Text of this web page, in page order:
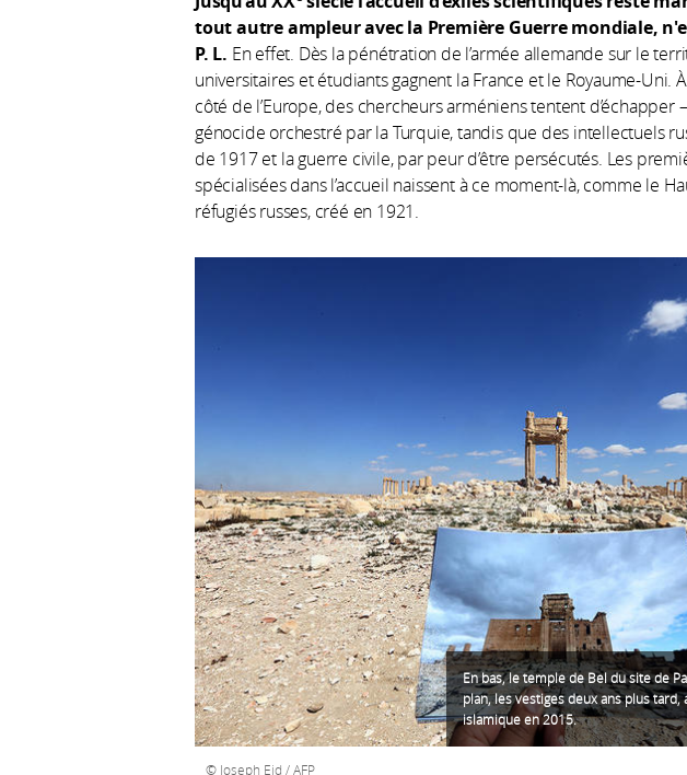
tout autre ampleur avec la Première Guerre mondiale,
P. L. En effet. Dès la pénétration de l’armée allemande sur le
universitaires et étudiants gagnent la France et le Royaume-Uni.
côté de l’Europe, des chercheurs arméniens tentent d’échapper
génocide orchestré par la Turquie, tandis que des intellectuels
de 1917 et la guerre civile, par peur d’être persécutés. Les
spécialisées dans l’accueil naissent à ce moment-là, comme le
réfugiés russes, créé en 1921.
En bas, le temple de Bel du site de
plan, les vestiges deux ans plus
islamique en 2015.
Joseph Eid / AFP